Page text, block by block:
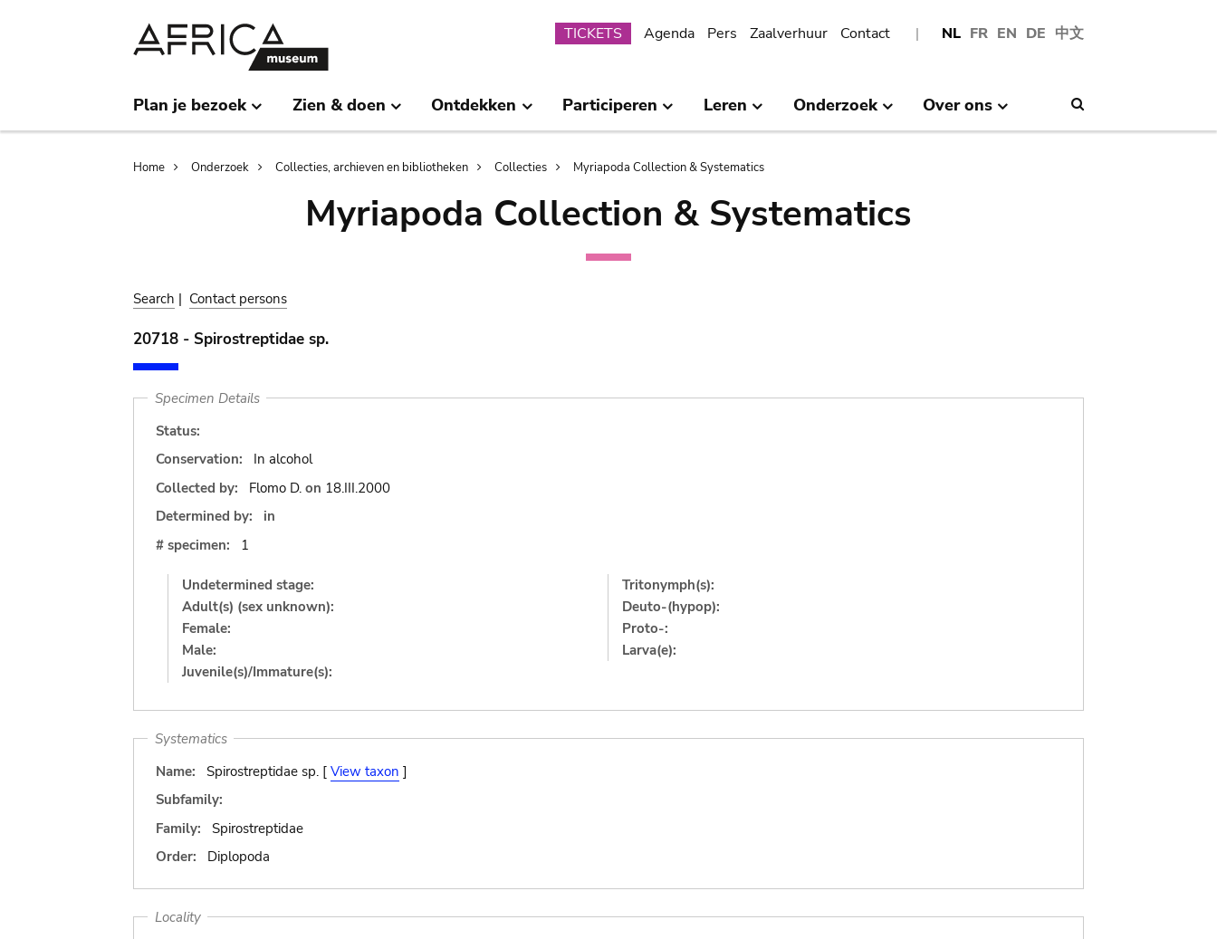
NL FR EN DE 中文
Submenu
TICKETS Agenda Pers Zaalverhuur Contact
Plan je bezoek Zien & doen Ontdekken Participeren Leren Onderzoek Over ons
Breadcrumb
Home Onderzoek Collecties, archieven en bibliotheken Collecties Myriapoda Collection & Systematics
Myriapoda Collection & Systematics
Search | Contact persons
20718 - Spirostreptidae sp.
Specimen Details
Status:
Conservation:
In alcohol
Collected by:
Flomo D. on 18.III.2000
Determined by:
in
# specimen:
1
Undetermined stage:
Adult(s) (sex unknown):
Female:
Male:
Juvenile(s)/Immature(s):
Tritonymph(s):
Deuto-(hypop):
Proto-:
Larva(e):
Systematics
Name:
Spirostreptidae sp. [ View taxon ]
Subfamily:
Family:
Spirostreptidae
Order:
Diplopoda
Locality